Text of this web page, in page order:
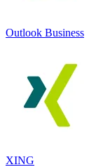
Outlook Business
XING